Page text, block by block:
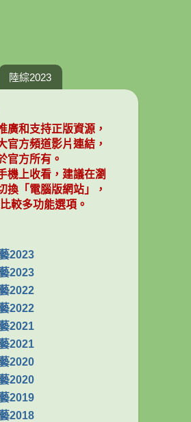
陸綜2023
廣和支持正版資源，
官方頻道影片連結，
官方所有。
機上收看，建議在瀏
換「電腦版網站」，
較多功能選項。
2023
2023
2022
2022
2021
2021
2020
2020
2019
2018